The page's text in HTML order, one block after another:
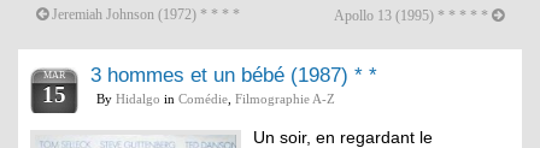
Jeremiah Johnson (1972) * * * * Apollo 13 (1995) * * * * *
MAR
15
3 hommes et un bébé (1987) * *
By Hidalgo in Comédie Filmographie A-Z
Un soir, en regardant le